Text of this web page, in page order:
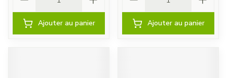
Ajouter au panier Ajouter au panier